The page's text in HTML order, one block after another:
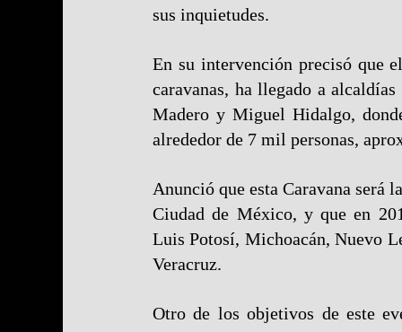
sus inquietudes.
En su intervención precisó que
caravanas, ha llegado a
Madero y Miguel Hidalgo,
alrededor de 7 mil personas,
Anunció que esta Caravana será
Ciudad de México, y que en
Luis Potosí, Michoacán, Nuevo
Veracruz.
Otro de los objetivos de este